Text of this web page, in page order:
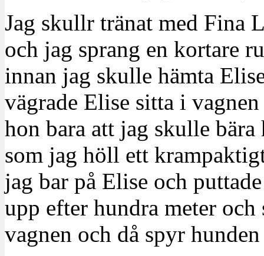
Jag skullr tränat med Fina
och jag sprang en kortare
innan jag skulle hämta
vägrade Elise sitta i
hon bara att jag skulle
som jag höll ett
jag bar på Elise och
upp efter hundra meter
vagnen och då spyr